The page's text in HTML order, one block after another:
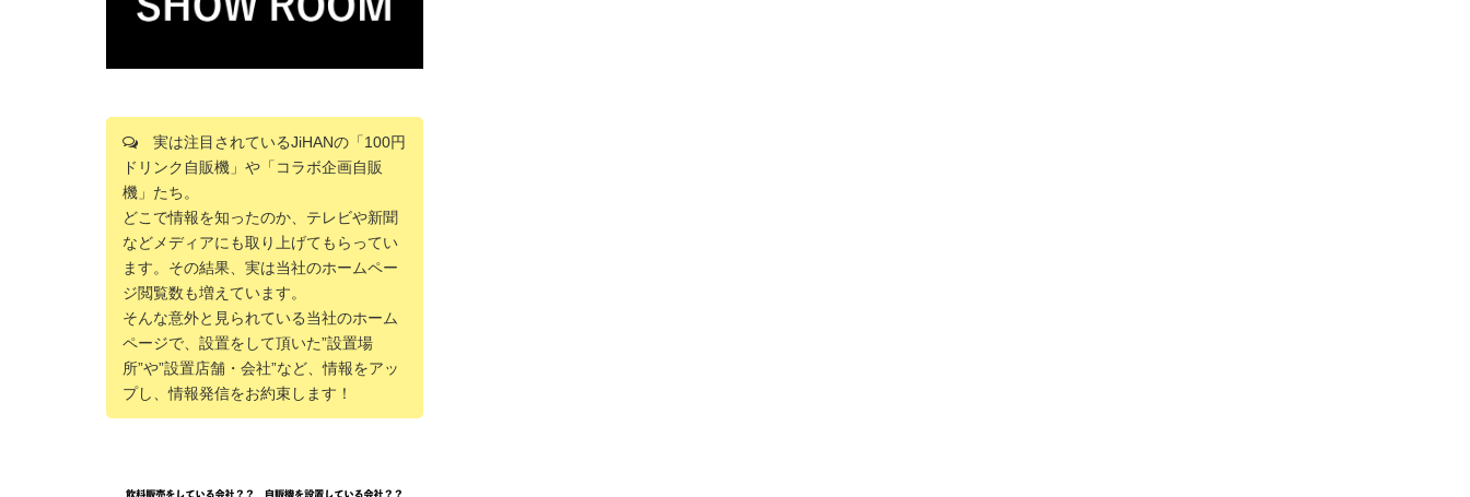
実は注目されているJiHANの「100円
ドリンク自販機」や「コラボ企画自販
機」たち。
どこで情報を知ったのか、テレビや新聞
などメディアにも取り上げてもらってい
ます。その結果、実は当社のホームペー
ジ閲覧数も増えています。
そんな意外と見られている当社のホーム
ページで、設置をして頂いた”設置場
所”や”設置店舗・会社”など、情報をアッ
プし、情報発信をお約束します！